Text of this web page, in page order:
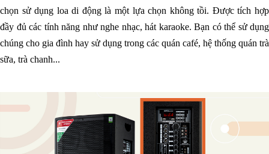
chọn sử dụng loa di động là một lựa chọn không tồi. Được tích hợp
đầy đủ các tính năng như nghe nhạc, hát karaoke. Bạn có thể sử dụng
chúng cho gia đình hay sử dụng trong các quán café, hệ thống quán trà
sữa, trà chanh...